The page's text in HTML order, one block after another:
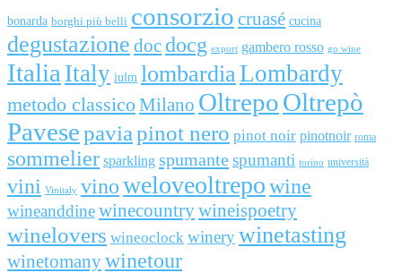
bonarda borghi più belli consorzio cruasé cucina
degustazione doc docg export gambero rosso go wine
Italia Italy iulm lombardia Lombardy
metodo classico Milano OltrepoOltrepò
Pavesepaviapinot nero pinot noir pinotnoir roma
sommelier sparkling spumantespumanti torino università
vini Vinitaly vinoweloveoltrepowine
wineanddinewinecountrywineispoetry
winelovers wineoclock winerywinetasting
winetomanywinetour